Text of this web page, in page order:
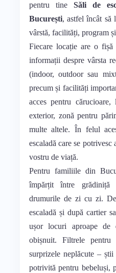
pentru tine Săli de
București, astfel încât să
vârstă, facilități, program
Fiecare locație are o fișă
informații despre vârsta
(indoor, outdoor sau
precum și facilități
acces pentru
exterior, zonă pentru
multe altele. În felul
escaladă care se
vostru de viață.
Pentru familiile din
împărțit între grădiniță
drumurile de zi cu zi.
escaladă și după cartier
ușor locuri aproape de
obișnuit. Filtrele
surprizele neplăcute –
potrivită pentru bebeluși,